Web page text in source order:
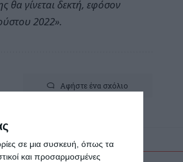
σε μια συσκευή, όπως τα
και προσαρμοσμένες
θα γίνεται δεκτή, εφόσον
2022».
Αφήστε ένα σχόλιο